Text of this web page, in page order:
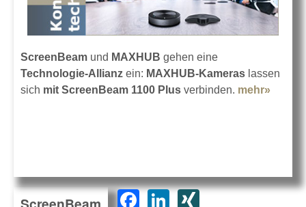
ScreenBeam und MAXHUB gehen eine
Technologie-Allianz ein: MAXHUB-Kameras lassen
sich mit ScreenBeam 1100 Plus verbinden. mehr»
F
Li XI